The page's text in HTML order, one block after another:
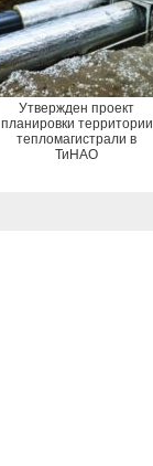
Утвержден проект
планировки территории
тепломагистрали в
ТиНАО